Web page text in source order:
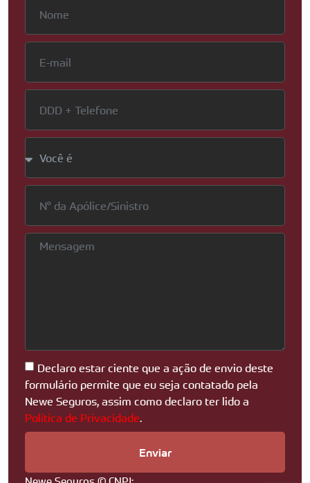
Declaro estar ciente que a ação de envio deste
formulário permite que eu seja contatado pela
Newe Seguros, assim como declaro ter lido a
Política de Privacidade.
Enviar